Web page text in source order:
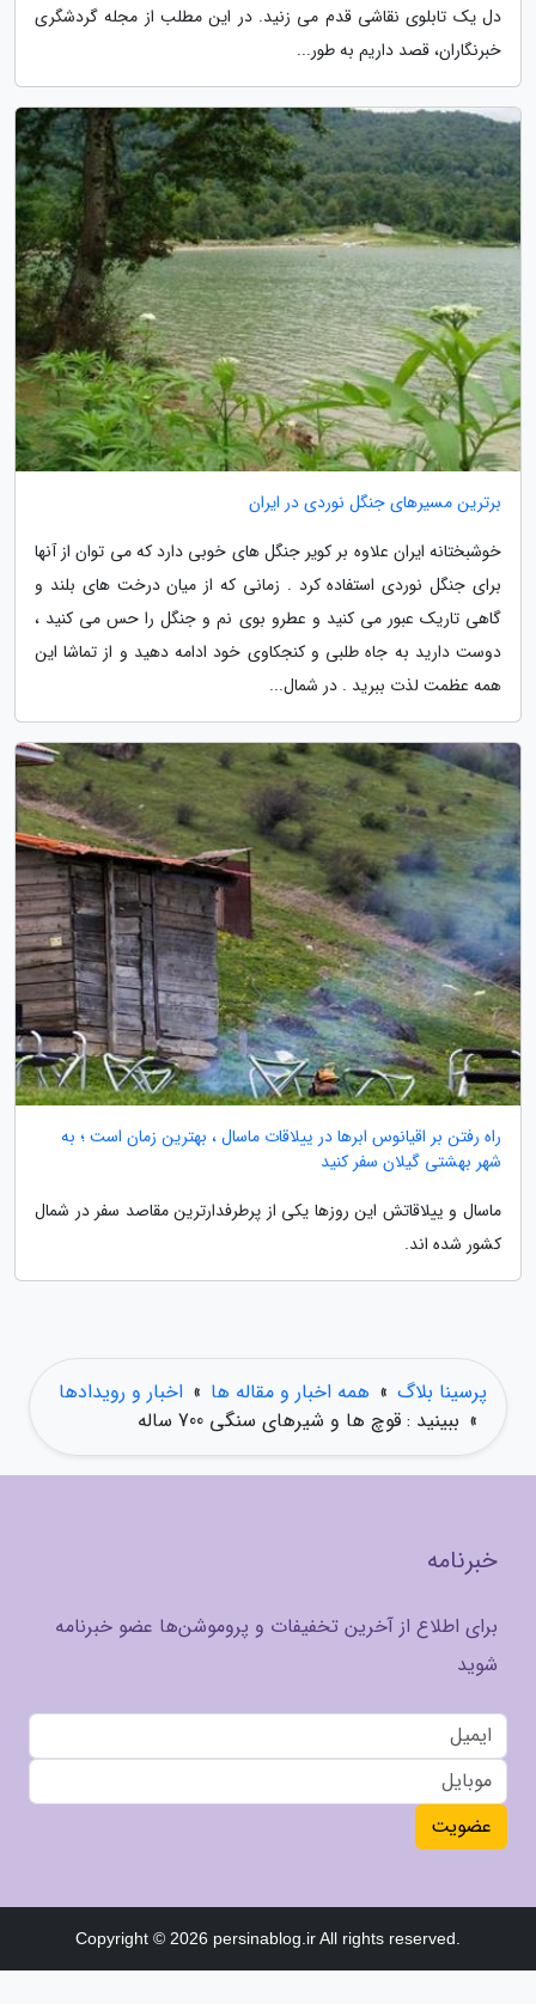
دل یک تابلوی نقاشی قدم می زنید. در این مطلب از مجله گردشگری
خبرنگاران، قصد داریم به طور...
برترین مسیرهای جنگل نوردی در ایران
خوشبختانه ایران علاوه بر کویر جنگل های خوبی دارد که می توان از آنها
برای جنگل نوردی استفاده کرد . زمانی که از میان درخت های بلند و
گاهی تاریک عبور می کنید و عطرو بوی نم و جنگل را حس می کنید ،
دوست دارید به جاه طلبی و کنجکاوی خود ادامه دهید و از تماشا این
همه عظمت لذت ببرید . در شمال...
راه رفتن بر اقیانوس ابرها در ییلاقات ماسال ، بهترین زمان است ؛ به
شهر بهشتی گیلان سفر کنید
ماسال و ییلاقاتش این روزها یکی از پرطرفدارترین مقاصد سفر در شمال
کشور شده اند.
پرسینا بلاگ » همه اخبار و مقاله ها » اخبار و رویدادها
» ببینید : قوچ ها و شیرهای سنگی 700 ساله
خبرنامه
برای اطلاع از آخرین تخفیفات و پروموشن‌ها عضو خبرنامه
شوید
عضویت
Copyright © 2026 persinablog.ir All rights reserved.